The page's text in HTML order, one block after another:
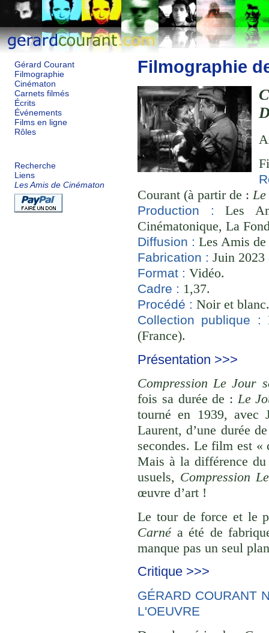
Gérard Courant
Filmographie
Cinématon
Carnets filmés
Écrits
Événements
Films en ligne
Rôles
Recherche
Liens
Les Amis de Cinématon
Filmographie
Courant (à partir de :
Production :
Les
Cinématonique, La
Diffusion : Les Amis
Fabrication : Juin
Format : Vidéo.
Cadre : 1,37.
Procédé : Noir et
Collection publique :
(France).
Présentation >>>
Compression Le Jour
fois sa durée de :Le
tourné en 1939, avec
Laurent, d’une durée
secondes. Le film est «
Mais à la différence
usuels, Compression
œuvre d’art !
Le tour de force et le
Carnéa été de
manque pas un seul
Critique >>>
GÉRARD COURANT
L'OEUVRE